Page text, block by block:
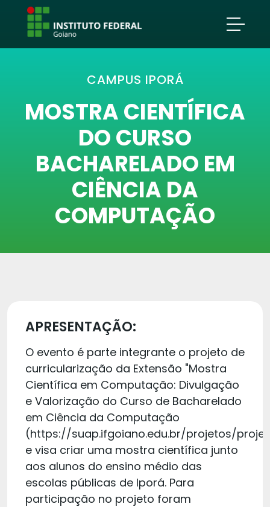
CAMPUS IPORÁ
MOSTRA CIENTÍFICA
DO CURSO
BACHARELADO EM
CIÊNCIA DA
COMPUTAÇÃO
APRESENTAÇÃO:
O evento é parte integrante o projeto de
curricularização da Extensão "Mostra
Científica em Computação: Divulgação
e Valorização do Curso de Bacharelado
em Ciência da Computação
(https://suap.ifgoiano.edu.br/projetos/
e visa criar uma mostra científica junto
aos alunos do ensino médio das
escolas públicas de Iporá. Para
participação no projeto foram